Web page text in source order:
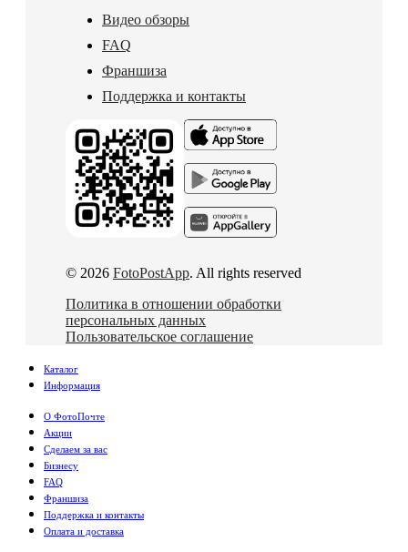
Видео обзоры
FAQ
Франшиза
Поддержка и контакты
© 2026 FotoPostApp. All rights reserved
Политика в отношении обработки
персональных данных
Пользовательское соглашение
Каталог
Информация
О ФотоПочте
Акции
Сделаем за вас
Бизнесу
FAQ
Франшиза
Поддержка и контакты
Оплата и доставка